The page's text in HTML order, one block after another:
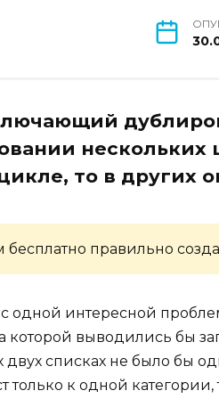
то в других
бесплатно правильно
с одной интересной
которой выводились бы
двух списках не было бы
только к одной